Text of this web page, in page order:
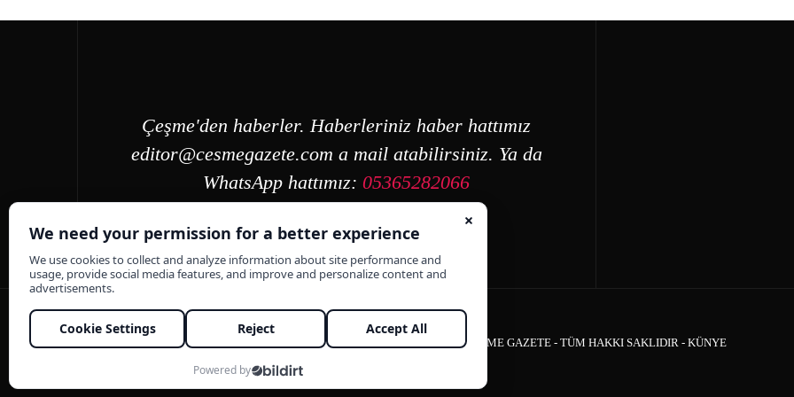
Çeşme'den haberler. Haberleriniz haber hattımız
editor@cesmegazete.com a mail atabilirsiniz. Ya da
WhatsApp hattımız:05365282066
ÇEŞME GAZETE - TÜM HAKKI SAKLIDIR - KÜNYE